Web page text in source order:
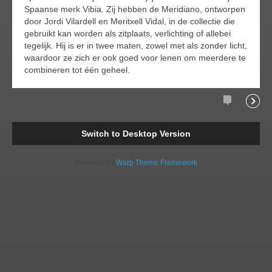
Spaanse merk Vibia. Zij hebben de Meridiano, ontworpen
door Jordi Vilardell en Meritxell Vidal, in de collectie die
gebruikt kan worden als zitplaats, verlichting of allebei
tegelijk. Hij is er in twee maten, zowel met als zonder licht,
waardoor ze zich er ook goed voor lenen om meerdere te
combineren tot één geheel.
Comments
Switch to Desktop Version
Warp Theme Framework